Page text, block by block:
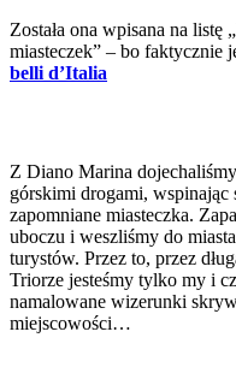
Została ona wpisana na listę
miasteczek” – bo faktycznie
belli d’Italia
Z Diano Marina
górskimi drogami, wspinając
zapomniane miasteczka.
uboczu i weszliśmy do
turystów. Przez to, przez
Triorze jesteśmy tylko my i
namalowane wizerunki
miejscowości…